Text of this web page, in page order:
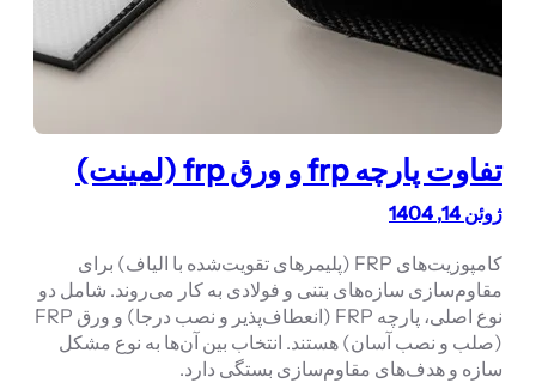
تفاوت پارچه frp و ورق frp (لمینت)
ژوئن 14, 1404
کامپوزیت‌های FRP (پلیمرهای تقویت‌شده با الیاف) برای
مقاوم‌سازی سازه‌های بتنی و فولادی به کار می‌روند. شامل دو
نوع اصلی، پارچه FRP (انعطاف‌پذیر و نصب درجا) و ورق FRP
(صلب و نصب آسان) هستند. انتخاب بین آن‌ها به نوع مشکل
سازه و هدف‌های مقاوم‌سازی بستگی دارد.